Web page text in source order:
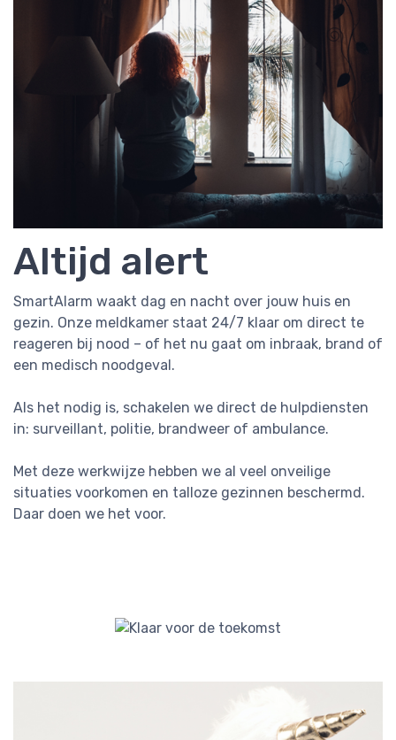
Altijd alert
SmartAlarm waakt dag en nacht over jouw huis en
gezin. Onze meldkamer staat 24/7 klaar om direct te
reageren bij nood – of het nu gaat om inbraak, brand of
een medisch noodgeval.
Als het nodig is, schakelen we direct de hulpdiensten
in: surveillant, politie, brandweer of ambulance.
Met deze werkwijze hebben we al veel onveilige
situaties voorkomen en talloze gezinnen beschermd.
Daar doen we het voor.